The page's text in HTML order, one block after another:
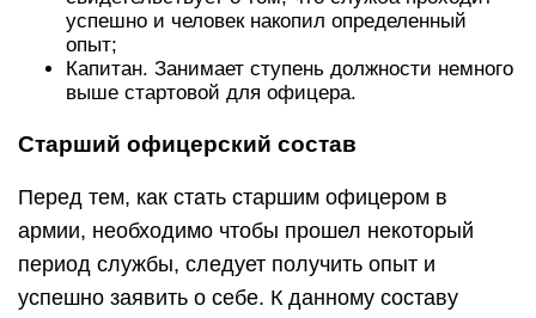
успешно и человек накопил определенный
опыт;
Капитан. Занимает ступень должности немного
выше стартовой для офицера.
Старший офицерский состав
Перед тем, как стать старшим офицером в
армии, необходимо чтобы прошел некоторый
период службы, следует получить опыт и
успешно заявить о себе. К данному составу